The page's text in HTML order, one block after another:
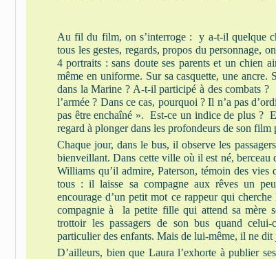
Au fil du film, on s’interroge : y a-t-il quelque
tous les gestes, regards, propos du personnage,
4 portraits : sans doute ses parents et un chien
même en uniforme. Sur sa casquette, une
dans la Marine ? A-t-il participé à des combats ?
l’armée ? Dans ce cas, pourquoi ? Il n’a pas
pas être enchaîné ». Est-ce un indice de plus ?
regard à plonger dans les profondeurs de son
Chaque jour, dans le bus, il observe les
bienveillant. Dans cette ville où il est né,
Williams qu’il admire, Paterson, témoin des vies
tous : il laisse sa compagne aux rêves un
encourage d’un petit mot ce rappeur qui
compagnie à la petite fille qui attend sa mère
trottoir les passagers de son bus quand
particulier des enfants. Mais de lui-même, il ne dit
D’ailleurs, bien que Laura l’exhorte à publier